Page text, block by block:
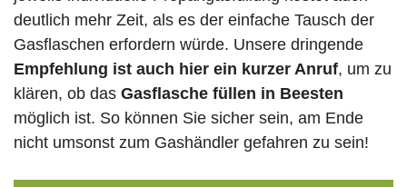
deutlich mehr Zeit, als es der einfache Tausch der
Gasflaschen erfordern würde. Unsere dringende
Empfehlung ist auch hier ein kurzer Anruf, um zu
klären, ob das Gasflasche füllen in Beesten
möglich ist. So können Sie sicher sein, am Ende
nicht umsonst zum Gashändler gefahren zu sein!